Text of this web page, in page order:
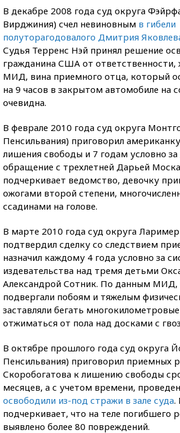
В декабре 2008 года суд округа
Вирджиния) счел невиновным в гибели
полуторагодовалого Дмитрия
Судья Терренс Нэй принял решение
гражданина США от ответственности,
МИД, вина приемного отца, который
на 9 часов в закрытом автомобиле на
очевидна.
В феврале 2010 года суд округа
Пенсильвания) приговорил
лишения свободы и 7 годам условно за
обращение с трехлетней Дарьей
подчеркивает ведомство, девочку
ожогами второй степени,
ссадинами на голове.
В марте 2010 года суд округа
подтвердил сделку со следствием
назначил каждому 4 года условно за
издевательства над тремя детьми
Александрой Сотник. По данным МИД,
подвергали побоям и тяжелым
заставляли бегать
отжиматься от пола над досками с
В октябре прошлого года суд округа
Пенсильвания) приговорил приемных
Скоробогатова к лишению свободы
месяцев, а с учетом времени,
освободили из-под стражи в зале суда.
подчеркивает, что на теле погибшего
выявлено более 80 повреждений.